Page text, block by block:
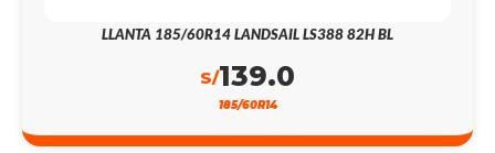
LLANTA 185/60R14 LANDSAIL LS388 82H BL
S/139.0
185/60R14